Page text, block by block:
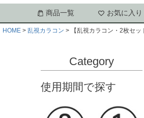
商品一覧 お気に入り
HOME 乱視カラコン 【乱視カラコン・2枚セ
Category
使用期間で探す